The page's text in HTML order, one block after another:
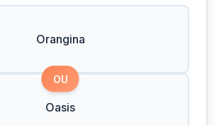
Orangina
OU
Oasis